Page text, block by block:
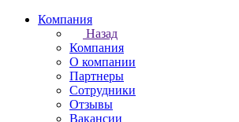
Компания
Назад
Компания
О компании
Партнеры
Сотрудники
Отзывы
Вакансии